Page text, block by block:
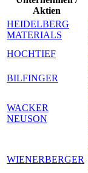
Aktien
HEIDELBERG
MATERIALS
HOCHTIEF
BILFINGER
WACKER
NEUSON
WIENERBERGER